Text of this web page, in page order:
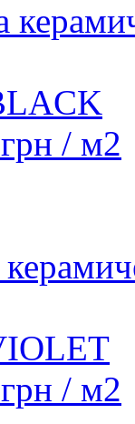
грн / м2
грн / м2